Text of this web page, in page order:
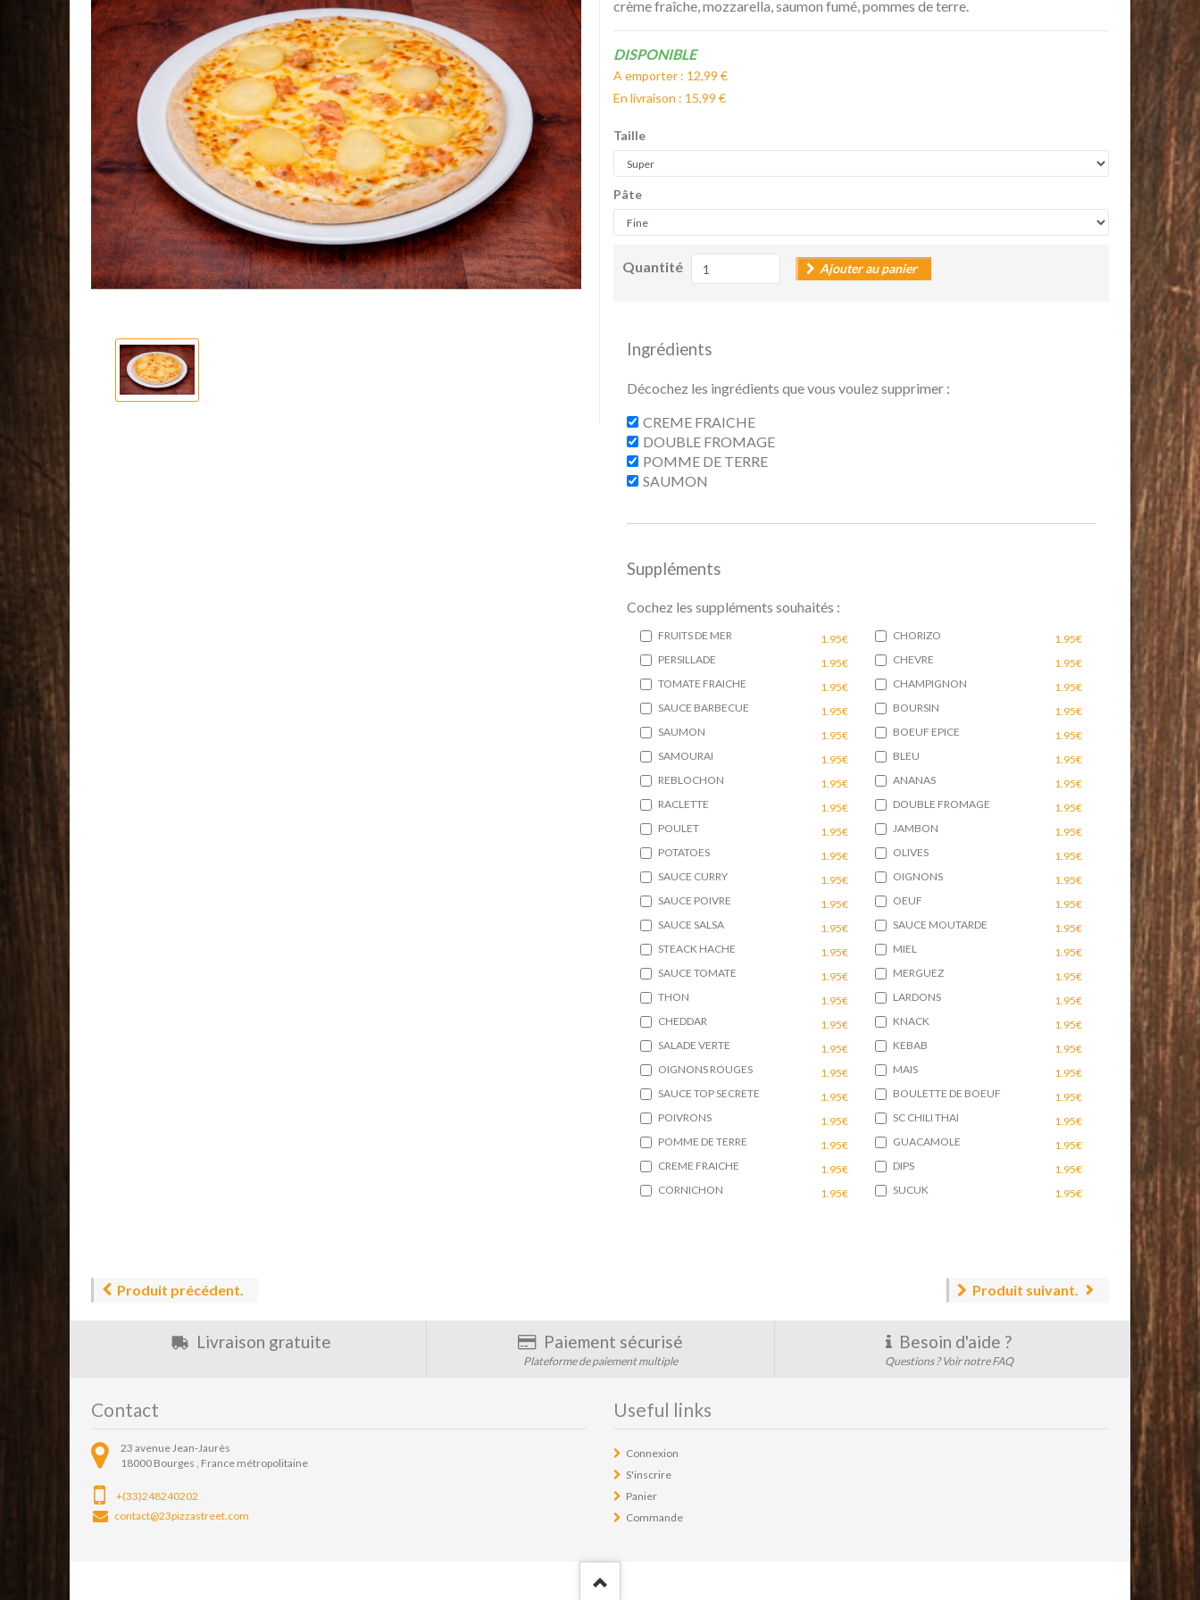
crème fraîche, mozzarella, saumon fumé, pommes de terre.
Disponibilité:
DISPONIBLE
A emporter : 12,99 €
En livraison : 15,99 €
Taille
Pâte
Quantité Ajouter au panier
Ingrédients
Décochez les ingrédients que vous voulez supprimer :
CREME FRAICHE
DOUBLE FROMAGE
POMME DE TERRE
SAUMON
Suppléments
Cochez les suppléments souhaités :
FRUITS DE MER
1.95€
PERSILLADE
1.95€
TOMATE FRAICHE
1.95€
SAUCE BARBECUE
1.95€
SAUMON
1.95€
SAMOURAI
1.95€
REBLOCHON
1.95€
RACLETTE
1.95€
POULET
1.95€
POTATOES
1.95€
SAUCE CURRY
1.95€
SAUCE POIVRE
1.95€
SAUCE SALSA
1.95€
STEACK HACHE
1.95€
SAUCE TOMATE
1.95€
THON
1.95€
CHEDDAR
1.95€
SALADE VERTE
1.95€
OIGNONS ROUGES
1.95€
SAUCE TOP SECRETE
1.95€
POIVRONS
1.95€
POMME DE TERRE
1.95€
CREME FRAICHE
1.95€
CORNICHON
1.95€
CHORIZO
1.95€
CHEVRE
1.95€
CHAMPIGNON
1.95€
BOURSIN
1.95€
BOEUF EPICE
1.95€
BLEU
1.95€
ANANAS
1.95€
DOUBLE FROMAGE
1.95€
JAMBON
1.95€
OLIVES
1.95€
OIGNONS
1.95€
OEUF
1.95€
SAUCE MOUTARDE
1.95€
MIEL
1.95€
MERGUEZ
1.95€
LARDONS
1.95€
KNACK
1.95€
KEBAB
1.95€
MAIS
1.95€
BOULETTE DE BOEUF
1.95€
SC CHILI THAI
1.95€
GUACAMOLE
1.95€
DIPS
1.95€
SUCUK
1.95€
Produit précédent. Produit suivant.
Livraison gratuite Paiement sécurisé
Plateforme de paiement multiple
Besoin d'aide ?
Questions ? Voir notre FAQ
Contact
23 avenue Jean-Jaurès
18000 Bourges , France métropolitaine
+(33)248240202
contact@23pizzastreet.com
Useful links
Connexion
S'inscrire
Panier
Commande